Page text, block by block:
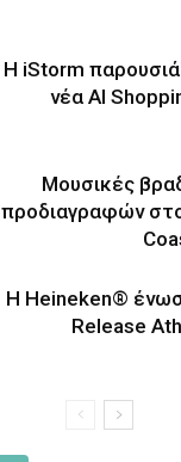
Η iStorm
νέα AI
Μουσικές
προδιαγραφών
Η Heineken®
Release